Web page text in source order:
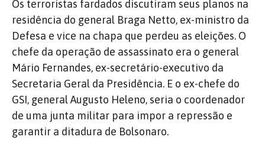
Os terroristas fardados discutiram seus planos na
residência do general Braga Netto, ex-ministro da
Defesa e vice na chapa que perdeu as eleições. O
chefe da operação de assassinato era o general
Mário Fernandes, ex-secretário-executivo da
Secretaria Geral da Presidência. E o ex-chefe do
GSI, general Augusto Heleno, seria o coordenador
de uma junta militar para impor a repressão e
garantir a ditadura de Bolsonaro.